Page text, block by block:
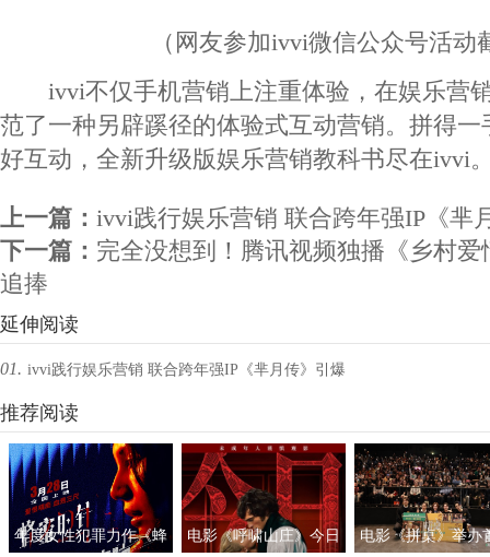
（网友参加ivvi微信公众号活动
ivvi不仅手机营销上注重体验，在娱乐营
范了一种另辟蹊径的体验式互动营销。拼得
好互动，全新升级版娱乐营销教科书尽在ivvi
上一篇： ivvi践行娱乐营销 联合跨年强IP《芈
下一篇： 完全没想到！腾讯视频独播《乡村
追捧
延伸阅读
01. ivvi践行娱乐营销 联合跨年强IP《芈月传》引爆
社交网络
推荐阅读
年度女性犯罪力作《蜂
电影《呼啸山庄》今日
电影《拼桌》举办